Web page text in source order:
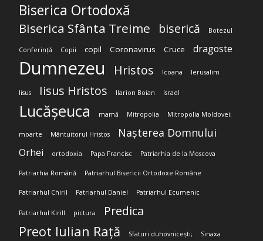
Biserica Ortodoxă
Biserica Sfânta Treime biserică Botezul
Conferință Copii copil Coronavirus Cruce dragoste
Dumnezeu Hristos Icoana Ierusalim
Iisus Iisus Hristos Ilarion Boian Israel
Lucășeuca mamă Mitropolia Mitropolia Moldovei;
moarte Mântuitorul Hristos Nașterea Domnului
Orhei ortodoxia Papa Francisc Patriarhia de la Moscova
Patriarhia Română Patriarhul Bisericii Ortodoxe Române
Patriarhul Chiril Patriarhul Daniel Patriarhul Ecumenic
Patriarhul Kirill pictura Predica
Preot Iulian Rață Sfaturi duhovnicești; Sinaxa